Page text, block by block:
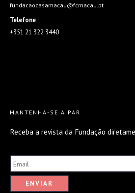
fundacaocasamacau@fcmacau.pt
Telefone
+351 21 322 3440
MANTENHA-SE A PAR
Receba a revista da Fundação